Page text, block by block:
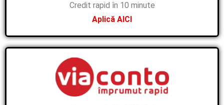
Credit rapid în 10 minute
Aplică AICI